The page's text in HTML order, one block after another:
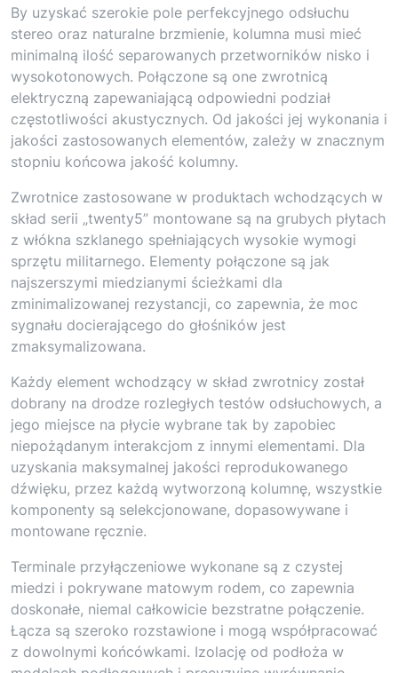
By uzyskać szerokie pole perfekcyjnego odsłuchu
stereo oraz naturalne brzmienie, kolumna musi mieć
minimalną ilość separowanych przetworników nisko i
wysokotonowych. Połączone są one zwrotnicą
elektryczną zapewaniającą odpowiedni podział
częstotliwości akustycznych. Od jakości jej wykonania i
jakości zastosowanych elementów, zależy w znacznym
stopniu końcowa jakość kolumny.
Zwrotnice zastosowane w produktach wchodzących w
skład serii „twenty5” montowane są na grubych płytach
z włókna szklanego spełniających wysokie wymogi
sprzętu militarnego. Elementy połączone są jak
najszerszymi miedzianymi ścieżkami dla
zminimalizowanej rezystancji, co zapewnia, że moc
sygnału docierającego do głośników jest
zmaksymalizowana.
Każdy element wchodzący w skład zwrotnicy został
dobrany na drodze rozległych testów odsłuchowych, a
jego miejsce na płycie wybrane tak by zapobiec
niepożądanym interakcjom z innymi elementami. Dla
uzyskania maksymalnej jakości reprodukowanego
dźwięku, przez każdą wytworzoną kolumnę, wszystkie
komponenty są selekcjonowane, dopasowywane i
montowane ręcznie.
Terminale przyłączeniowe wykonane są z czystej
miedzi i pokrywane matowym rodem, co zapewnia
doskonałe, niemal całkowicie bezstratne połączenie.
Łącza są szeroko rozstawione i mogą współpracować
z dowolnymi końcówkami. Izolację od podłoża w